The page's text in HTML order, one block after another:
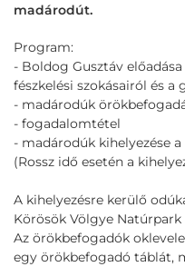
madárodút.
Program:
- Boldog Gusztáv
fészkelési szokásairól és
- madárodúk
- fogadalomtétel
- madárodúk kihelyezése
(Rossz idő esetén a
A kihelyezésre kerülő
Körösök Völgye
Az örökbefogadók
egy örökbefogadó táblát,